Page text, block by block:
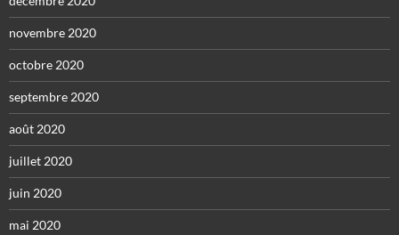
novembre 2020
octobre 2020
septembre 2020
août 2020
juillet 2020
juin 2020
mai 2020